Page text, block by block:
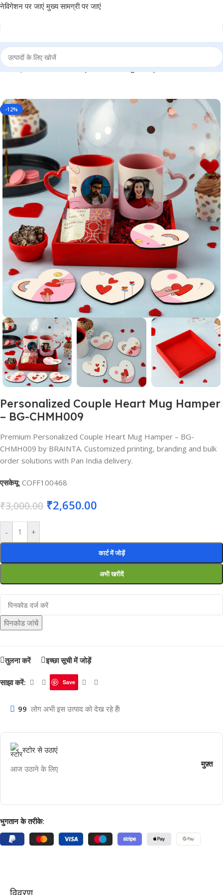
नेविगेशन पर जाएं मुख्य सामग्री पर जाएं
| Personalized Couple Heart Mug Hamper – BG-CHMH009
-12%
Personalized Couple Heart Mug Hamper
– BG-CHMH009
Premium Personalized Couple Heart Mug Hamper – BG-
CHMH009 by BRAINTA. Customized printing, branding and bulk
order solutions with Pan India delivery.
एसकेयू: COFF100468
₹3,000.00 ₹2,650.00
- +
कार्ट में जोड़ें
अभी खरीदें
पिनकोड जांचें
तुलना करें इच्छा सूची में जोड़ें
साझा करें: Save
99 लोग अभी इस उत्पाद को देख रहे हैं!
स्टोर से उठाएं
आज उठाने के लिए मुफ़्त
भुगतान के तरीके: